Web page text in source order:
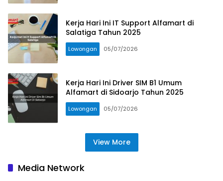
Kerja Hari Ini IT Support Alfamart di
Salatiga Tahun 2025
Lowongan 05/07/2026
Kerja Hari Ini Driver SIM B1 Umum
Alfamart di Sidoarjo Tahun 2025
Lowongan 05/07/2026
View More
Media Network